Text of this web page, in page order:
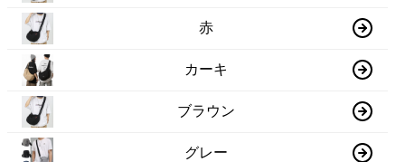
赤
カーキ
ブラウン
グレー